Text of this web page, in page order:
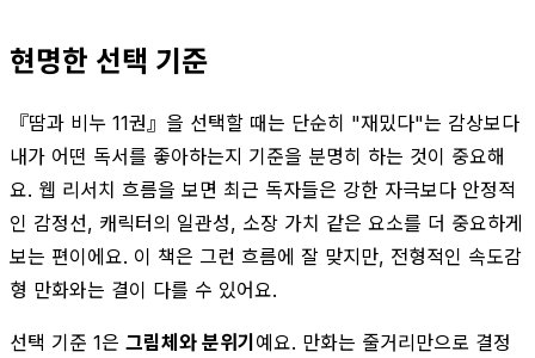
현명한 선택 기준
『땀과 비누 11권』을 선택할 때는 단순히 "재밌다"는 감상보다
내가 어떤 독서를 좋아하는지 기준을 분명히 하는 것이 중요해
요. 웹 리서치 흐름을 보면 최근 독자들은 강한 자극보다 안정적
인 감정선, 캐릭터의 일관성, 소장 가치 같은 요소를 더 중요하게
보는 편이에요. 이 책은 그런 흐름에 잘 맞지만, 전형적인 속도감
형 만화와는 결이 다를 수 있어요.
선택 기준 1은 그림체와 분위기 예요. 만화는 줄거리만으로 결정